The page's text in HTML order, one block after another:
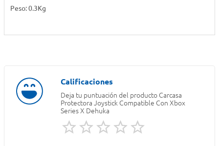
Peso: 0.3Kg
Deja tu puntuación del producto Carcasa
Protectora Joystick Compatible Con Xbox
Series X Dehuka